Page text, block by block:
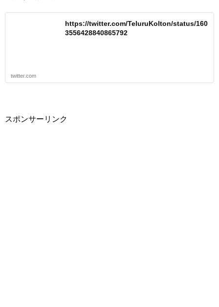
https://twitter.com/TeluruKolton/status/160
3556428840865792
twitter.com
スポンサーリンク